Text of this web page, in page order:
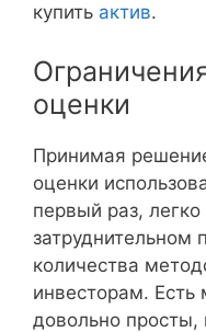
купить актив.
оценки
Принимая
оценки
первый раз, легко
затруднительном
количества
инвесторам.
довольно просты,